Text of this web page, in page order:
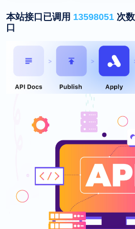
本站接口已调用 13598051 次
口